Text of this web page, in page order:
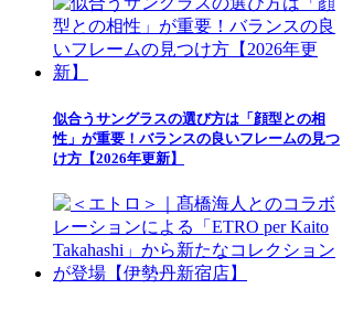
似合うサングラスの選び方は「顔型との相
性」が重要！バランスの良いフレームの見つ
け方【2026年更新】